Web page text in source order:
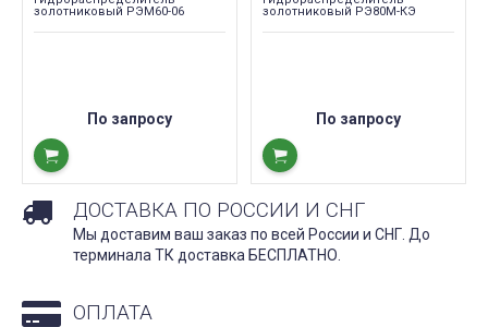
золотниковый РЭМ60-06
По запросу
золотниковый РЭ80М-КЭ
По запросу
ДОСТАВКА ПО РОССИИ И СНГ
Мы доставим ваш заказ по всей России и СНГ. До
терминала ТК доставка БЕСПЛАТНО.
ОПЛАТА